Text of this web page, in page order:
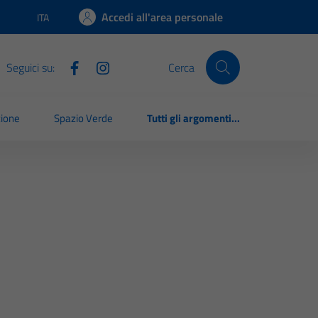
Lingua attiva:
ITA Accedi all'area personale
Seguici su: Cerca
Spazio Verde Tutti gli argomenti...